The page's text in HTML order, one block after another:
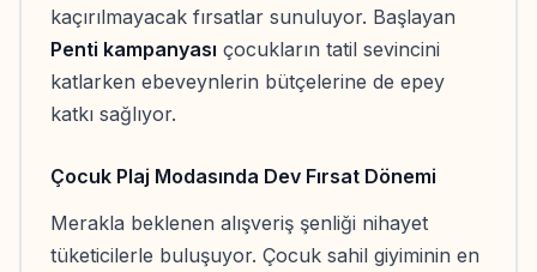
kaçırılmayacak fırsatlar sunuluyor. Başlayan
Penti kampanyası çocukların tatil sevincini
katlarken ebeveynlerin bütçelerine de epey
katkı sağlıyor.
Çocuk Plaj Modasında Dev Fırsat Dönemi
Merakla beklenen alışveriş şenliği nihayet
tüketicilerle buluşuyor. Çocuk sahil giyiminin en